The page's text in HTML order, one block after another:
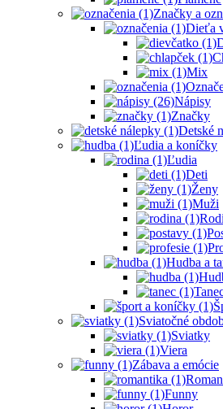
Značky a
Dieťa
Mix
Nápisy
Značky
Detské
Ľudia a koníčky
Ľudia
Deti
Ženy
Muži
Hudba a
Sviatočné
Sviatky
Viera
Zábava a emócie
Funny